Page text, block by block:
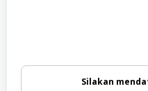
Silakan